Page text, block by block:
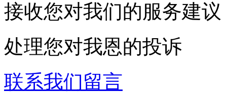
接收您对我们的服务建议
处理您对我恩的投诉
联系我们留言